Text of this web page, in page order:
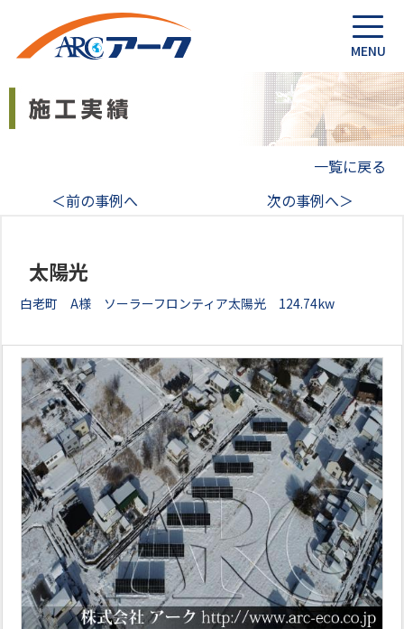
一覧に戻る
＜前の事例へ
次の事例へ＞
太陽光
白老町 A様 ソーラーフロンティア太陽光 124.74kw